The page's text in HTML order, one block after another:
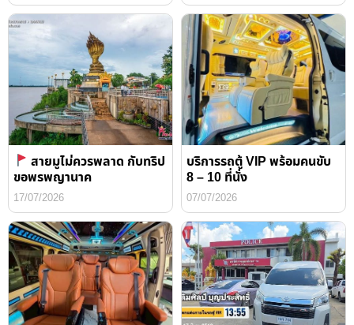
สายมูไม่ควรพลาด กับทริป
ขอพรพญานาค
17/07/2026
บริการรถตู้ VIP พร้อมคนขับ
8 – 10 ที่นั่ง
07/07/2026